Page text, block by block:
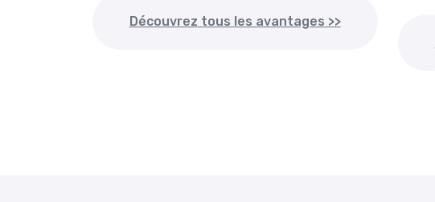
Découvrez tous les avantages >>